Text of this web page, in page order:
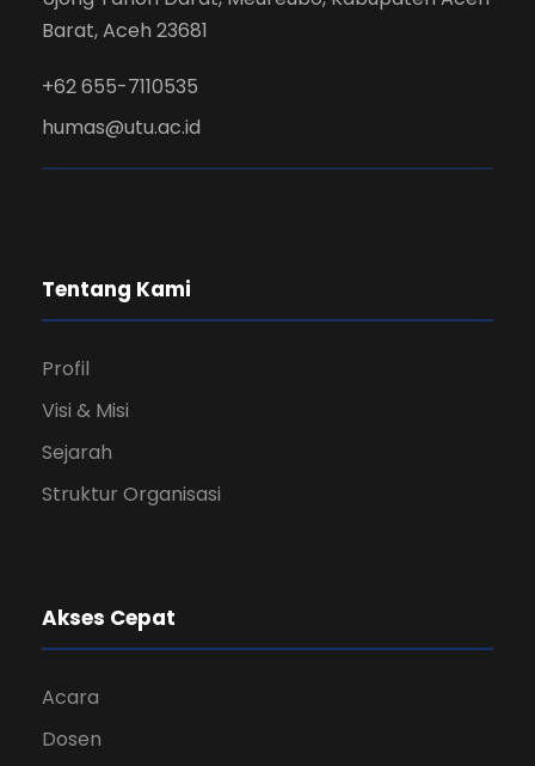
Barat, Aceh 23681
+62 655-7110535
humas@utu.ac.id
Tentang Kami
Profil
Visi & Misi
Sejarah
Struktur Organisasi
Akses Cepat
Acara
Dosen